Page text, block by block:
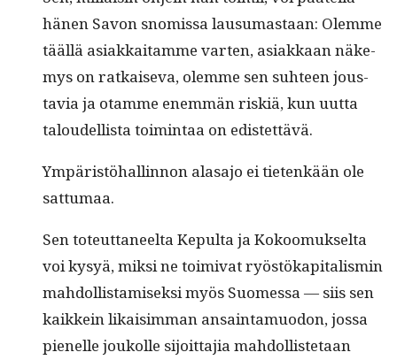
hänen Savon snomis­sa lausumas­taan: Olemme
tääl­lä asi­akkaita­mme varten, asi­akkaan näke­
mys on ratkai­se­va, olemme sen suh­teen jous­
tavia ja otamme enem­män riskiä, kun uut­ta
taloudel­lista toim­intaa on edistettävä.
Ympäristöhallinnon alasajo ei tietenkään ole
sattumaa.
Sen toteut­ta­neelta Kepul­ta ja Kokoomuk­selta
voi kysyä, mik­si ne toimi­vat ryöstökap­i­tal­is­min
mah­dol­lis­tamisek­si myös Suomes­sa — siis sen
kaikkein likaisim­man ansain­ta­muodon, jos­sa
pienelle joukolle sijoit­ta­jia mah­dol­lis­te­taan